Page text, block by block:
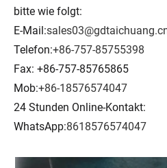
bitte wie folgt:
E-Mail:
Telefon:+86-757-85755398
Fax: +86-757-85765865
Mob:+86-18576574047
24 Stunden Online-Kontakt:
WhatsApp:8618576574047